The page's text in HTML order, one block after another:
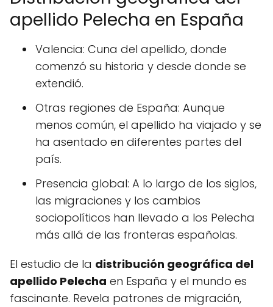
apellido Pelecha en España
Valencia: Cuna del apellido, donde
comenzó su historia y desde donde se
extendió.
Otras regiones de España: Aunque
menos común, el apellido ha viajado y se
ha asentado en diferentes partes del
país.
Presencia global: A lo largo de los siglos,
las migraciones y los cambios
sociopolíticos han llevado a los Pelecha
más allá de las fronteras españolas.
El estudio de la distribución geográfica del
apellido Pelecha en España y el mundo es
fascinante. Revela patrones de migración,